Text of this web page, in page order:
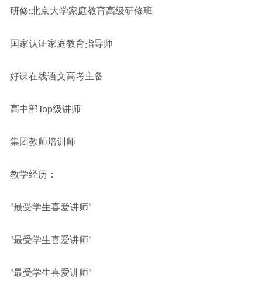
研修:北京大学家庭教育高级研修班
国家认证家庭教育指导师
好课在线语文高考主备
高中部Top级讲师
集团教师培训师
教学经历：
“最受学生喜爱讲师”
“最受学生喜爱讲师”
“最受学生喜爱讲师”